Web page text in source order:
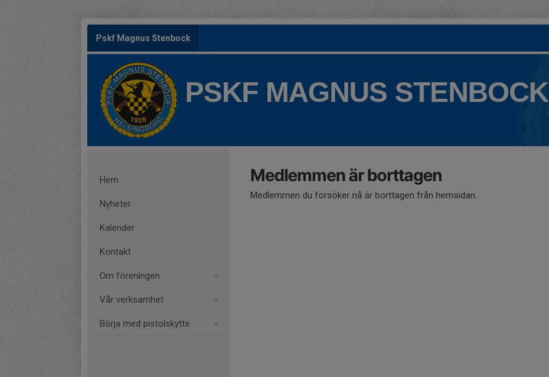
Pskf Magnus Stenbock
PSKF MAGNUS STENBOCK
Hem
Nyheter
Kalender
Kontakt
Om föreningen
Vår verksamhet
Börja med pistolskytte
Medlemmen är borttagen
Medlemmen du försöker nå är borttagen från hemsidan.